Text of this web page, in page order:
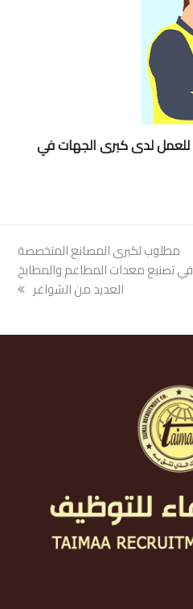
مطلوب Landscape Engineer للعمل لدى كبرى الجهات في
next
post:
مطلوب لكبرى المصانع المتخصصة
في تصنيع معدات المطاعم والمطابخ
العديد من الشواغر